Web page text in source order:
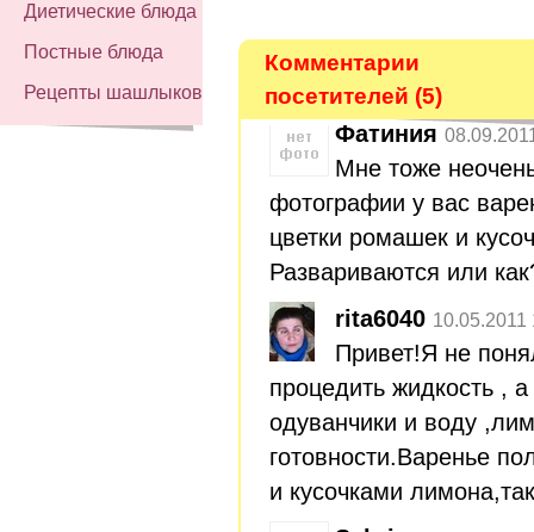
Диетические блюда
Постные блюда
Рецепты шашлыков
Комментарии
посетителей (5)
Фатиния
Мне тоже
фотографии у вас
цветки ромашек и
Развариваются или
rita6040 10.05.2011
Привет!Я не
процедить жидкость ,
одуванчики и воду
готовности.Варенье
и кусочками